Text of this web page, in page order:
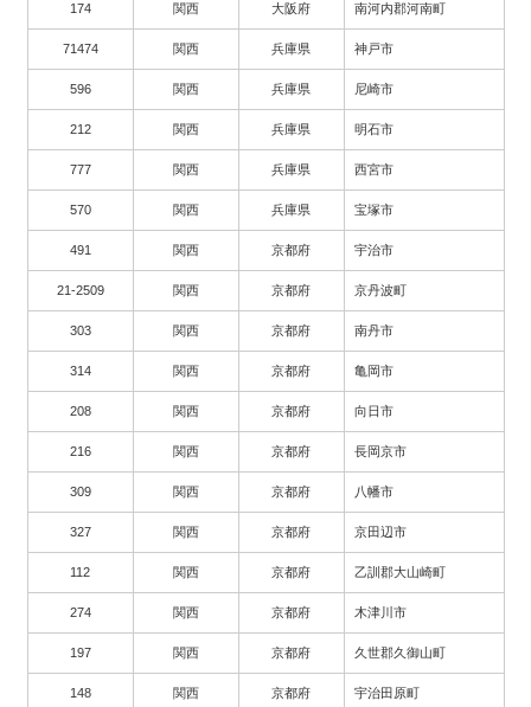
174 関西 大阪府 南河内郡河南町
71474 関西 兵庫県 神戸市
596 関西 兵庫県 尼崎市
212 関西 兵庫県 明石市
777 関西 兵庫県 西宮市
570 関西 兵庫県 宝塚市
491 関西 京都府 宇治市
21-2509 関西 京都府 京丹波町
303 関西 京都府 南丹市
314 関西 京都府 亀岡市
208 関西 京都府 向日市
216 関西 京都府 長岡京市
309 関西 京都府 八幡市
327 関西 京都府 京田辺市
112 関西 京都府 乙訓郡大山崎町
274 関西 京都府 木津川市
197 関西 京都府 久世郡久御山町
148 関西 京都府 宇治田原町